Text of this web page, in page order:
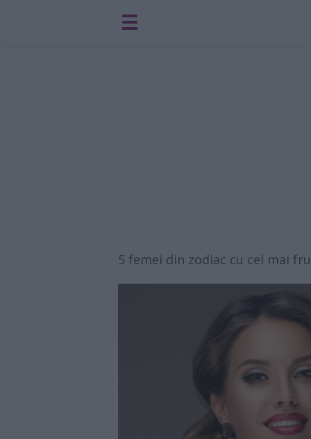
5 femei din zodiac cu cel mai